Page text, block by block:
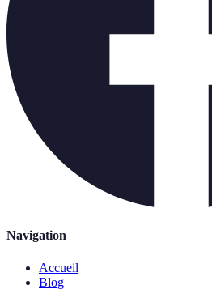
Navigation
Accueil
Blog